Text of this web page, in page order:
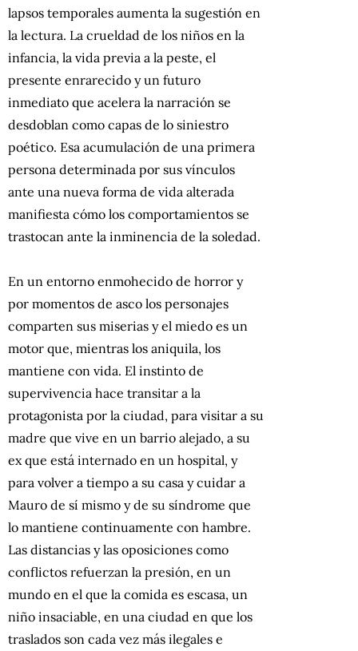
lapsos temporales aumenta la sugestión en
la lectura. La crueldad de los niños en la
infancia, la vida previa a la peste, el
presente enrarecido y un futuro
inmediato que acelera la narración se
desdoblan como capas de lo siniestro
poético. Esa acumulación de una primera
persona determinada por sus vínculos
ante una nueva forma de vida alterada
manifiesta cómo los comportamientos se
trastocan ante la inminencia de la soledad.
En un entorno enmohecido de horror y
por momentos de asco los personajes
comparten sus miserias y el miedo es un
motor que, mientras los aniquila, los
mantiene con vida. El instinto de
supervivencia hace transitar a la
protagonista por la ciudad, para visitar a su
madre que vive en un barrio alejado, a su
ex que está internado en un hospital, y
para volver a tiempo a su casa y cuidar a
Mauro de sí mismo y de su síndrome que
lo mantiene continuamente con hambre.
Las distancias y las oposiciones como
conflictos refuerzan la presión, en un
mundo en el que la comida es escasa, un
niño insaciable, en una ciudad en que los
traslados son cada vez más ilegales e